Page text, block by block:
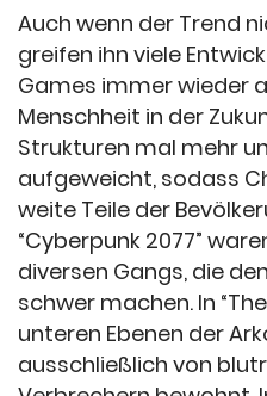
Auch wenn der Trend
greifen ihn viele
Games immer wieder
Menschheit in der
Strukturen mal mehr
aufgeweicht, sodass
weite Teile der
“Cyberpunk 2077”
diversen Gangs, die
schwer machen. In
unteren Ebenen der
ausschließlich von